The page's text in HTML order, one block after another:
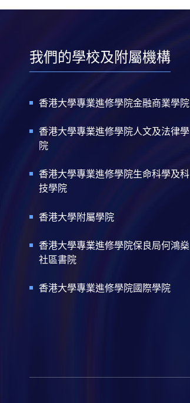
我們的學校及附屬機構
香港大學專業進修學院金融商業學院
香港大學專業進修學院人文及法律學
院
香港大學專業進修學院生命科學及科
技學院
香港大學附屬學院
香港大學專業進修學院保良局何鴻燊
社區書院
香港大學專業進修學院國際學院